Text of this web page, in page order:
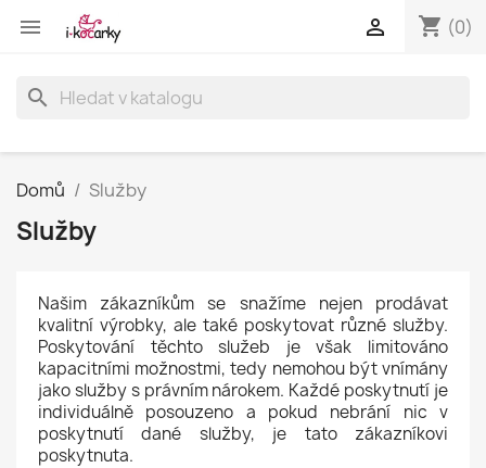
 shopping_cart (0)

search
Domů Služby
Služby
Našim zákazníkům se snažíme nejen prodávat
kvalitní výrobky, ale také poskytovat různé služby.
Poskytování těchto služeb je však limitováno
kapacitními možnostmi, tedy nemohou být vnímány
jako služby s právním nárokem. Každé poskytnutí je
individuálně posouzeno a pokud nebrání nic v
poskytnutí dané služby, je tato zákazníkovi
poskytnuta.